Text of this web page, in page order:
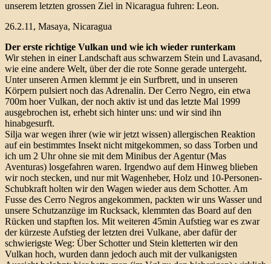
unserem letzten grossen Ziel in Nicaragua fuhren: Leon.
26.2.11, Masaya, Nicaragua
Der erste richtige Vulkan und wie ich wieder runterkam
Wir stehen in einer Landschaft aus schwarzem Stein und Lavasand,
wie eine andere Welt, über der die rote Sonne gerade untergeht.
Unter unseren Armen klemmt je ein Surfbrett, und in unseren
Körpern pulsiert noch das Adrenalin. Der Cerro Negro, ein etwa
700m hoer Vulkan, der noch aktiv ist und das letzte Mal 1999
ausgebrochen ist, erhebt sich hinter uns: und wir sind ihn
hinabgesurft.
Silja war wegen ihrer (wie wir jetzt wissen) allergischen Reaktion
auf ein bestimmtes Insekt nicht mitgekommen, so dass Torben und
ich um 2 Uhr ohne sie mit dem Minibus der Agentur (Mas
Aventuras) losgefahren waren. Irgendwo auf dem Hinweg blieben
wir noch stecken, und nur mit Wagenheber, Holz und 10-Personen-
Schubkraft holten wir den Wagen wieder aus dem Schotter. Am
Fusse des Cerro Negros angekommen, packten wir uns Wasser und
unsere Schutzanzüge im Rucksack, klemmten das Board auf den
Rücken und stapften los. Mit weiteren 45min Aufstieg war es zwar
der kürzeste Aufstieg der letzten drei Vulkane, aber dafür der
schwierigste Weg: Über Schotter und Stein kletterten wir den
Vulkan hoch, wurden dann jedoch auch mit der vulkanigsten